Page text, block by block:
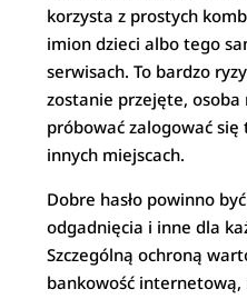
korzysta z prostych
imion dzieci albo tego
serwisach. To bardzo
zostanie przejęte, osoba
próbować zalogować się
innych miejscach.
Dobre hasło powinno
odgadnięcia i inne dla
Szczególną ochroną
bankowość internetową,